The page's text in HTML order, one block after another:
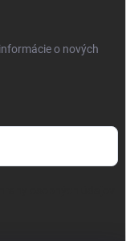
o nových